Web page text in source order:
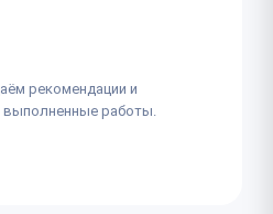
рекомендации и
работы.